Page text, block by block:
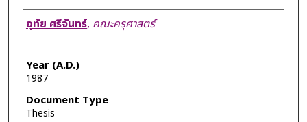
Author
อุทัย ศรีจันทร์, คณะครุศาสตร์
Year (A.D.)
1987
Document Type
Thesis